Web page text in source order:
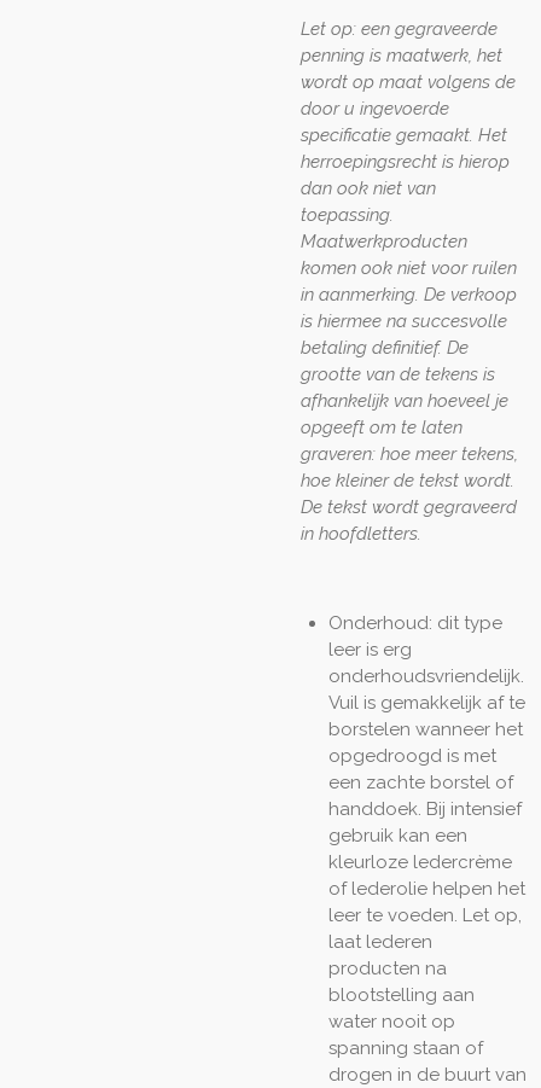
Let op: een gegraveerde
penning is maatwerk, het
wordt op maat volgens de
door u ingevoerde
specificatie gemaakt. Het
herroepingsrecht is hierop
dan ook niet van
toepassing.
Maatwerkproducten
komen ook niet voor ruilen
in aanmerking. De verkoop
is hiermee na succesvolle
betaling definitief. De
grootte van de tekens is
afhankelijk van hoeveel je
opgeeft om te laten
graveren: hoe meer tekens,
hoe kleiner de tekst wordt.
De tekst wordt gegraveerd
in hoofdletters.
Onderhoud: dit type
leer is erg
onderhoudsvriendelijk.
Vuil is gemakkelijk af te
borstelen wanneer het
opgedroogd is met
een zachte borstel of
handdoek. Bij intensief
gebruik kan een
kleurloze ledercrème
of lederolie helpen het
leer te voeden. Let op,
laat lederen
producten na
blootstelling aan
water nooit op
spanning staan of
drogen in de buurt van